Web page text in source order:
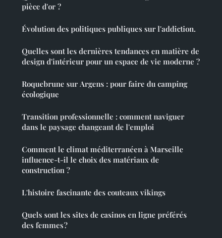
pièce d'or ?
Évolution des politiques publiques sur l'addiction.
Quelles sont les dernières tendances en matière de
design d'intérieur pour un espace de vie moderne ?
Roquebrune sur Argens : pour faire du camping
écologique
Transition professionnelle : comment naviguer
dans le paysage changeant de l'emploi
Comment le climat méditerranéen à Marseille
influence-t-il le choix des matériaux de
construction ?
L'histoire fascinante des couteaux vikings
Quels sont les sites de casinos en ligne préférés
des femmes ?